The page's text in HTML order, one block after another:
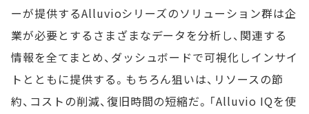
ーが提供するAlluvioシリーズのソリューション群は企
業が必要とするさまざまなデータを分析し、関連する
情報を全てまとめ、ダッシュボードで可視化しインサイ
トとともに提供する。もちろん狙いは、リソースの節
約、コストの削減、復旧時間の短縮だ。「Alluvio IQを使